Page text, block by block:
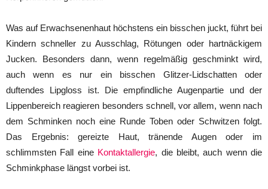
Was auf Erwachsenenhaut höchstens ein bisschen juckt, führt bei
Kindern schneller zu Ausschlag, Rötungen oder hartnäckigem
Jucken. Besonders dann, wenn regelmäßig geschminkt wird,
auch wenn es nur ein bisschen Glitzer-Lidschatten oder
duftendes Lipgloss ist. Die empfindliche Augenpartie und der
Lippenbereich reagieren besonders schnell, vor allem, wenn nach
dem Schminken noch eine Runde Toben oder Schwitzen folgt.
Das Ergebnis: gereizte Haut, tränende Augen oder im
schlimmsten Fall eine Kontaktallergie, die bleibt, auch wenn die
Schminkphase längst vorbei ist.